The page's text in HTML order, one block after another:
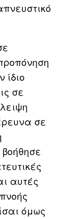
ίδιο
σε
σε
αυτές
όμως